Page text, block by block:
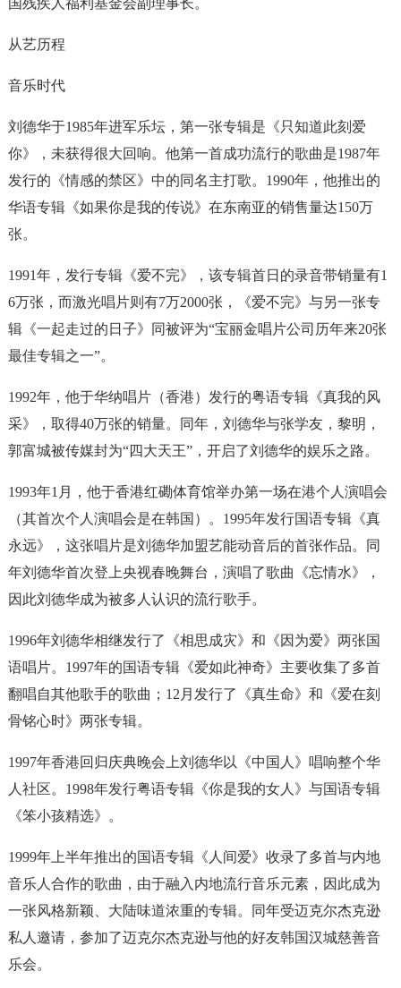
国残疾人福利基金会副理事长。
从艺历程
音乐时代
刘德华于1985年进军乐坛，第一张专辑是《只知道此刻爱
你》，未获得很大回响。他第一首成功流行的歌曲是1987年
发行的《情感的禁区》中的同名主打歌。1990年，他推出的
华语专辑《如果你是我的传说》在东南亚的销售量达150万
张。
1991年，发行专辑《爱不完》，该专辑首日的录音带销量有1
6万张，而激光唱片则有7万2000张，《爱不完》与另一张专
辑《一起走过的日子》同被评为“宝丽金唱片公司历年来20张
最佳专辑之一”。
1992年，他于华纳唱片（香港）发行的粤语专辑《真我的风
采》，取得40万张的销量。同年，刘德华与张学友，黎明，
郭富城被传媒封为“四大天王”，开启了刘德华的娱乐之路。
1993年1月，他于香港红磡体育馆举办第一场在港个人演唱会
（其首次个人演唱会是在韩国）。1995年发行国语专辑《真
永远》，这张唱片是刘德华加盟艺能动音后的首张作品。同
年刘德华首次登上央视春晚舞台，演唱了歌曲《忘情水》，
因此刘德华成为被多人认识的流行歌手。
1996年刘德华相继发行了《相思成灾》和《因为爱》两张国
语唱片。1997年的国语专辑《爱如此神奇》主要收集了多首
翻唱自其他歌手的歌曲；12月发行了《真生命》和《爱在刻
骨铭心时》两张专辑。
1997年香港回归庆典晚会上刘德华以《中国人》唱响整个华
人社区。1998年发行粤语专辑《你是我的女人》与国语专辑
《笨小孩精选》。
1999年上半年推出的国语专辑《人间爱》收录了多首与内地
音乐人合作的歌曲，由于融入内地流行音乐元素，因此成为
一张风格新颖、大陆味道浓重的专辑。同年受迈克尔杰克逊
私人邀请，参加了迈克尔杰克逊与他的好友韩国汉城慈善音
乐会。